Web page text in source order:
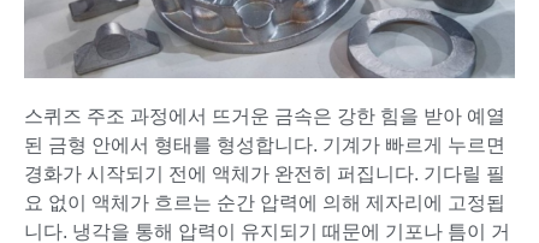
스퀴즈 주조 과정에서 뜨거운 금속은 강한 힘을 받아 예열
된 금형 안에서 형태를 형성합니다. 기계가 빠르게 누르면
경화가 시작되기 전에 액체가 완전히 퍼집니다. 기다릴 필
요 없이 액체가 흐르는 순간 압력에 의해 제자리에 고정됩
니다. 냉각을 통해 압력이 유지되기 때문에 기포나 틈이 거